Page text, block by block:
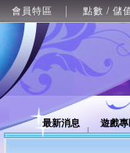
會員特區 點數 / 儲
最新消息 遊戲